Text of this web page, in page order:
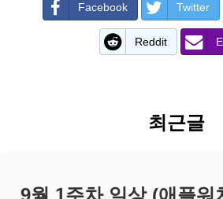
Facebook Twitter
Reddit
최근글
9월 1주차 일상 (애플워